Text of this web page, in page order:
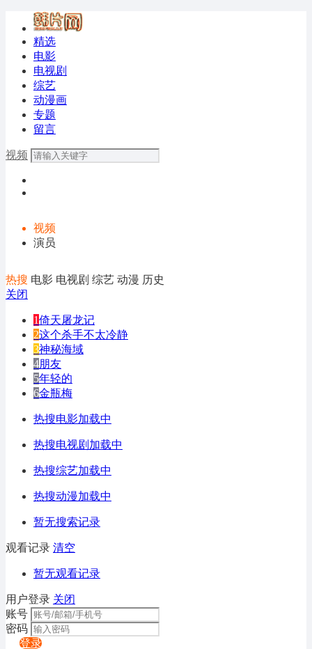
精选
电影
电视剧
综艺
动漫画
专题
留言
视频
视频
演员
热搜 电影 电视剧 综艺 动漫 历史
关闭
1倚天屠龙记
2这个杀手不太冷静
3神秘海域
4朋友
5年轻的
6金瓶梅
热搜电影加载中
热搜电视剧加载中
热搜综艺加载中
热搜动漫加载中
暂无搜索记录
观看记录 清空
暂无观看记录
用户登录 关闭
账号
密码
登录